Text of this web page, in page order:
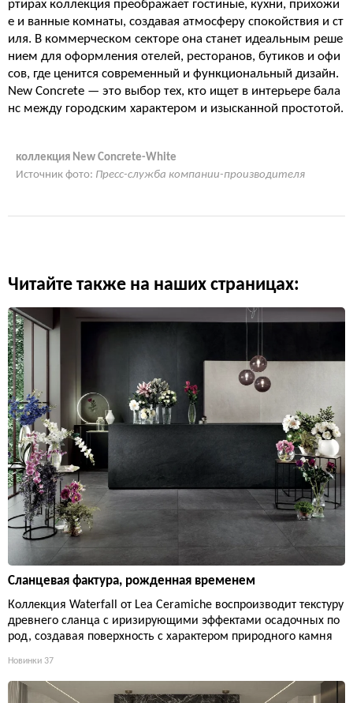
ртирах коллекция преображает гостиные, кухни, прихожи
е и ванные комнаты, создавая атмосферу спокойствия и ст
иля. В коммерческом секторе она станет идеальным реше
нием для оформления отелей, ресторанов, бутиков и офи
сов, где ценится современный и функциональный дизайн.
New Concrete — это выбор тех, кто ищет в интерьере бала
нс между городским характером и изысканной простотой.
коллекция New Concrete-White
Источник фото: Пресс-служба компании-производителя
Читайте также на наших страницах:
Сланцевая фактура, рожденная временем
Коллекция Waterfall от Lea Ceramiche воспроизводит текстуру
древнего сланца с иризирующими эффектами осадочных по
род, создавая поверхность с характером природного камня
Новинки 37